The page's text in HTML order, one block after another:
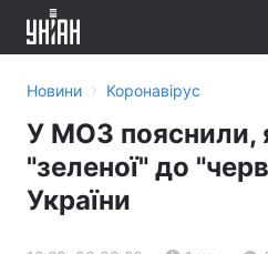
Новини › Коронавірус
У МОЗ пояснили,
"зеленої" до
України